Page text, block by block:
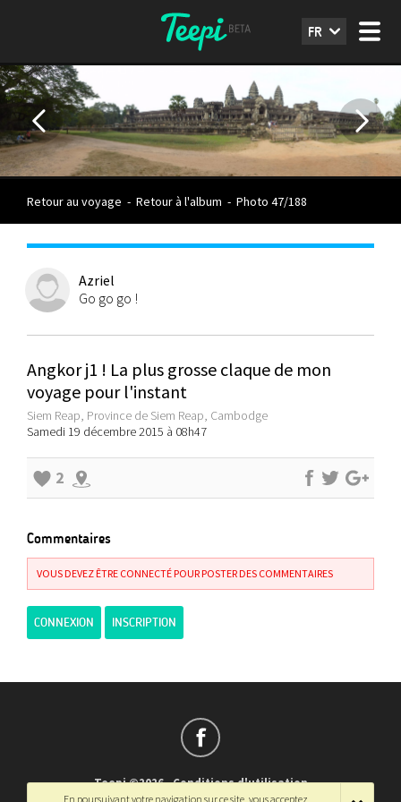
FR
Retour au voyage - Retour à l'album - Photo 47/188
Azriel
Go go go !
Angkor j1 ! La plus grosse claque de mon
voyage pour l'instant
Siem Reap, Province de Siem Reap, Cambodge
Samedi 19 décembre 2015 à 08h47
2
Commentaires
VOUS DEVEZ ÊTRE CONNECTÉ POUR POSTER DES COMMENTAIRES
CONNEXION INSCRIPTION
Teepi ©2026-Conditions d'utilisation
En poursuivant votre navigation sur ce site, vous acceptez